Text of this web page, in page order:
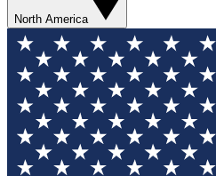
North America